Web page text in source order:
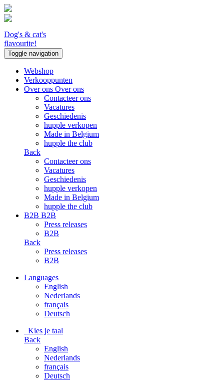
Dog's & cat's
flavourite!
Toggle navigation
Webshop
Verkooppunten
Over ons Over ons
Contacteer ons
Vacatures
Geschiedenis
hupple verkopen
Made in Belgium
hupple the club
Back
Contacteer ons
Vacatures
Geschiedenis
hupple verkopen
Made in Belgium
hupple the club
B2B B2B
Press releases
B2B
Back
Press releases
B2B
Languages
English
Nederlands
français
Deutsch
Kies je taal
Back
English
Nederlands
français
Deutsch